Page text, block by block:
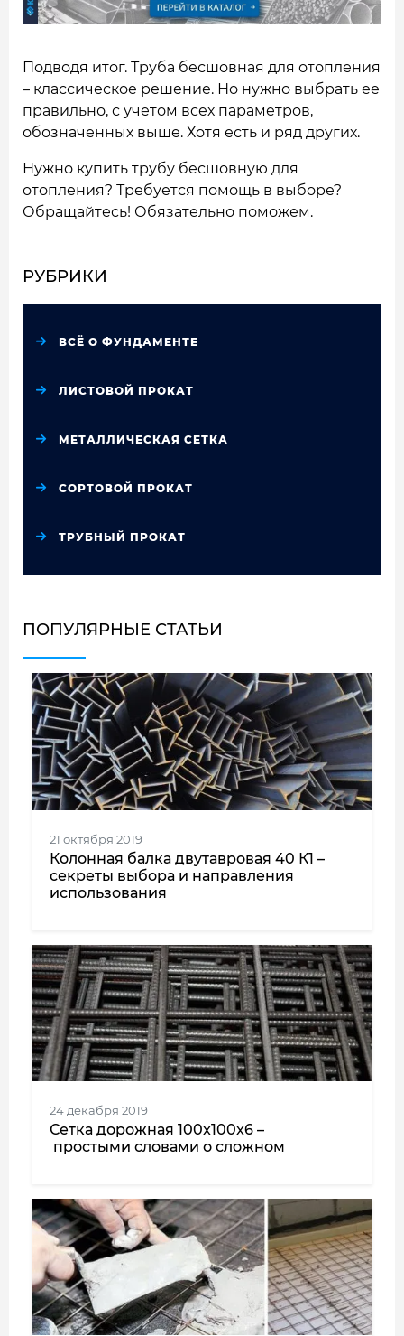
Подводя итог. Труба бесшовная для отопления
– классическое решение. Но нужно выбрать ее
правильно, с учетом всех параметров,
обозначенных выше. Хотя есть и ряд других.
Нужно купить трубу бесшовную для
отопления? Требуется помощь в выборе?
Обращайтесь! Обязательно поможем.
РУБРИКИ
ВСЁ О ФУНДАМЕНТЕ
ЛИСТОВОЙ ПРОКАТ
МЕТАЛЛИЧЕСКАЯ СЕТКА
СОРТОВОЙ ПРОКАТ
ТРУБНЫЙ ПРОКАТ
ПОПУЛЯРНЫЕ СТАТЬИ
21 октября 2019
Колонная балка двутавровая 40 К1 –
секреты выбора и направления
использования
24 декабря 2019
Сетка дорожная 100x100x6 –
простыми словами о сложном